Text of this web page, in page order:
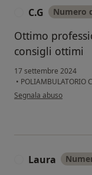
C.G Numero
Ottimo
consigli ottimi
17 settembre 2024
• POLIAMBULATORIO
secondo l'opinione
Segnala abuso
Laura